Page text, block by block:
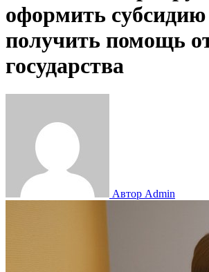
оформить
получить помощь
государства
Автор Admin